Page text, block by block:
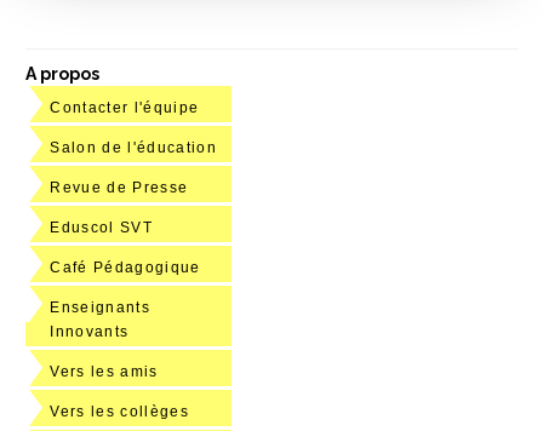
A propos
Contacter l'équipe
Salon de l'éducation
Revue de Presse
Eduscol SVT
Café Pédagogique
Enseignants
Innovants
Vers les amis
Vers les collèges